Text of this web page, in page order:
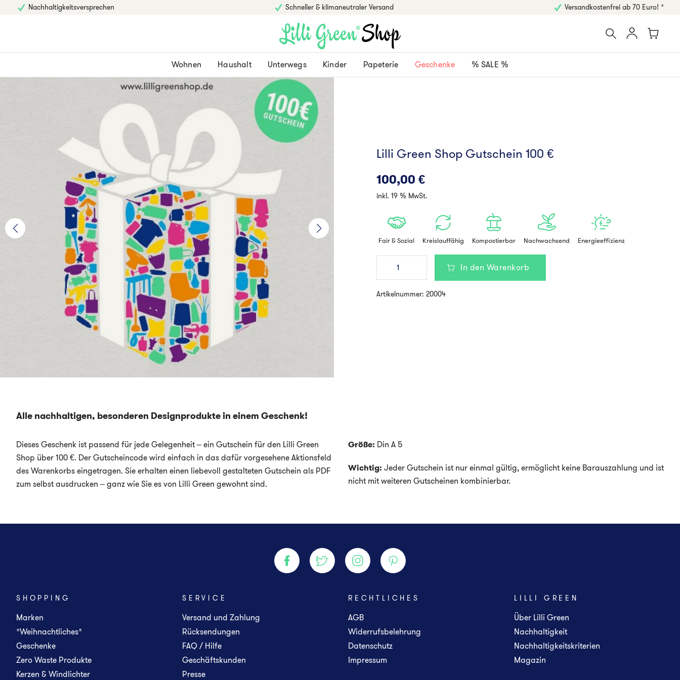
Nachhaltigkeitsversprechen Schneller & klimaneutraler Versand Versandkostenfrei ab 70 Euro! *
Wohnen Haushalt Unterwegs Kinder Papeterie Geschenke % SALE %
Lilli Green Shop Gutschein 100 €
100,00 €
inkl. 19 % MwSt.
Fair & Sozial Kreislauffähig Kompostierbar Nachwachsend Energieeffizienz
Lilli
Green
Shop
100
In den Warenkorb
Artikelnummer: 20004
Alle nachhaltigen, besonderen Designprodukte in einem Geschenk!
Dieses Geschenk ist passend für jede Gelegenheit – ein Gutschein für den Lilli Green
Shop über 100 €. Der Gutscheincode wird einfach in das dafür vorgesehene Aktionsfeld
des Warenkorbs eingetragen. Sie erhalten einen liebevoll gestalteten Gutschein als PDF
zum selbst ausdrucken – ganz wie Sie es von Lilli Green gewohnt sind.
Größe: Din A 5
Wichtig: Jeder Gutschein ist nur einmal gültig, ermöglicht keine Barauszahlung und ist
nicht mit weiteren Gutscheinen kombinierbar.
SHOPPING
Marken
*Weihnachtliches*
Geschenke
Zero Waste Produkte
Kerzen & Windlichter
SERVICE
Versand und Zahlung
Rücksendungen
FAQ / Hilfe
Geschäftskunden
Presse
RECHTLICHES
AGB
Widerrufsbelehrung
Datenschutz
Impressum
LILLI GREEN
Über Lilli Green
Nachhaltigkeit
Nachhaltigkeitskriterien
Magazin